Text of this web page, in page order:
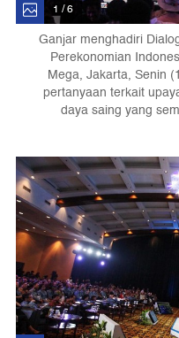
1 / 6
Ganjar menghadiri
Perekonomian
Mega, Jakarta, Senin
pertanyaan terkait
daya saing yang